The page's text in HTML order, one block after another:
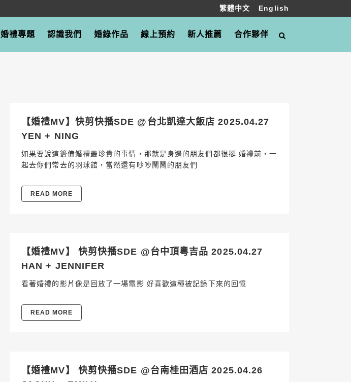
繁體中文 English
婚禮專題 認識我們 婚錄作品 線上預約 新人推薦 合作夥伴
【婚禮MV】快剪快播SDE @台北凱達大飯店 2025.04.27
YEN + NING
如果要說這籌備婚禮最珍貴的事情，那就是身邊的朋友們都很挺 婚禮前，一
起去你們常去的羽球館，當然還有吵吵鬧鬧的朋友們
READ MORE
【婚禮MV】 快剪快播SDE @台中頂粵吉品 2025.04.27
HAN + JENNIFER
看著婚禮的影片像是回放了一場電影 好喜歡這種被記錄下來的回憶
READ MORE
【婚禮MV】 快剪快播SDE @台南桂田酒店 2025.04.26